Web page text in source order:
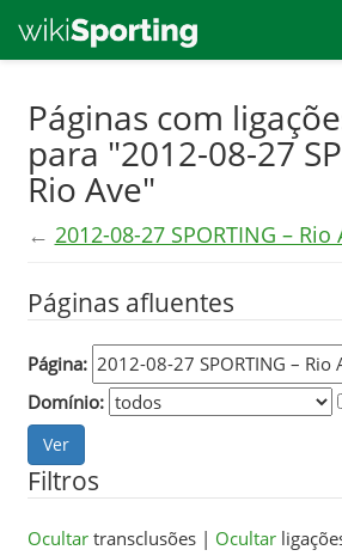
main
content
Páginas com
para "2012-08-27
Rio Ave"
← 2012-08-27 SPORTING – Rio
Páginas afluentes
Página:
Domínio:
Filtros
Ocultartransclusões | Ocultar